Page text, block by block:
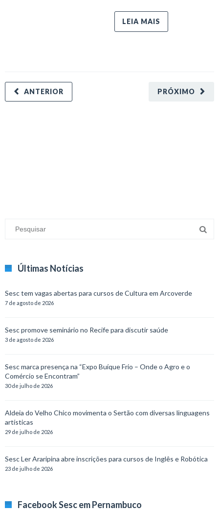
LEIA MAIS
PRÓXIMO
ANTERIOR
Últimas Notícias
Sesc tem vagas abertas para cursos de Cultura em Arcoverde
7 de agosto de 2026
Sesc promove seminário no Recife para discutir saúde
3 de agosto de 2026
Sesc marca presença na “Expo Buíque Frio – Onde o Agro e o
Comércio se Encontram”
30 de julho de 2026
Aldeia do Velho Chico movimenta o Sertão com diversas linguagens
artísticas
29 de julho de 2026
Sesc Ler Araripina abre inscrições para cursos de Inglês e Robótica
23 de julho de 2026
Facebook Sesc em Pernambuco